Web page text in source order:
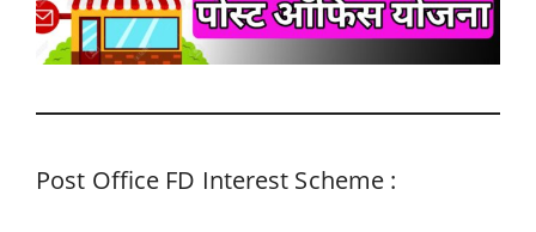
Post Office FD Interest Scheme :